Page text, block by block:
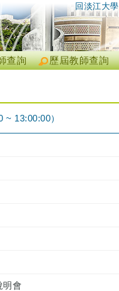
回淡江大學
歷屆教師查詢
查詢
13:00:00）
明會